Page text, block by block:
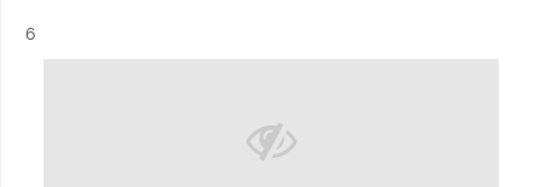
Résultat n°
6